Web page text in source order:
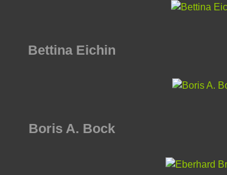
Bettina Eichin
Boris A. Bock